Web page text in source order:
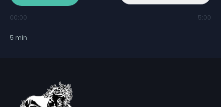
00:00 5:00
5 min